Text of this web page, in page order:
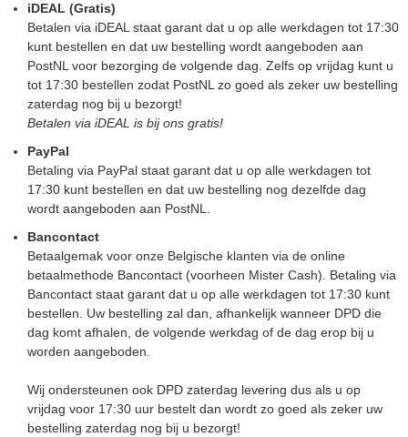
iDEAL (Gratis)
Betalen via iDEAL staat garant dat u op alle werkdagen tot 17:30
kunt bestellen en dat uw bestelling wordt aangeboden aan
PostNL voor bezorging de volgende dag. Zelfs op vrijdag kunt u
tot 17:30 bestellen zodat PostNL zo goed als zeker uw bestelling
zaterdag nog bij u bezorgt!
Betalen via iDEAL is bij ons gratis!
PayPal
Betaling via PayPal staat garant dat u op alle werkdagen tot
17:30 kunt bestellen en dat uw bestelling nog dezelfde dag
wordt aangeboden aan PostNL.
Bancontact
Betaalgemak voor onze Belgische klanten via de online
betaalmethode Bancontact (voorheen Mister Cash). Betaling via
Bancontact staat garant dat u op alle werkdagen tot 17:30 kunt
bestellen. Uw bestelling zal dan, afhankelijk wanneer DPD die
dag komt afhalen, de volgende werkdag of de dag erop bij u
worden aangeboden.
Wij ondersteunen ook DPD zaterdag levering dus als u op
vrijdag voor 17:30 uur bestelt dan wordt zo goed als zeker uw
bestelling zaterdag nog bij u bezorgt!